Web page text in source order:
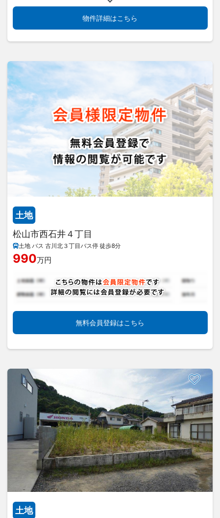
物件詳細はこちら
土地
松山市西石井４丁目
土地 バス 古川北３丁目バス停 徒歩8分
990万円
無料会員登録はこちら
土地